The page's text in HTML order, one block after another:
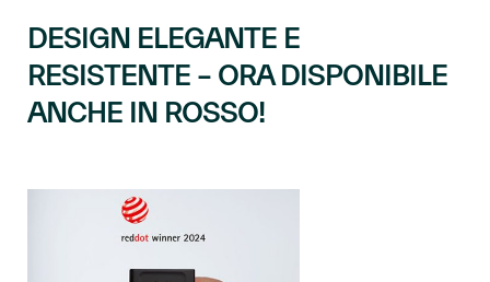
DESIGN ELEGANTE E
RESISTENTE – ORA DISPONIBILE
ANCHE IN ROSSO!